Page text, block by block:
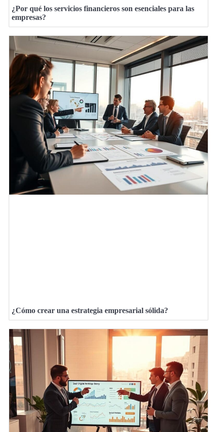
¿Por qué los servicios financieros son esenciales para las
empresas?
¿Cómo crear una estrategia empresarial sólida?